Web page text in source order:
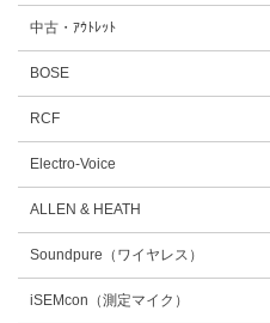
中古・ｱｳﾄﾚｯﾄ
BOSE
RCF
Electro-Voice
ALLEN & HEATH
Soundpure（ワイヤレス）
iSEMcon（測定マイク）